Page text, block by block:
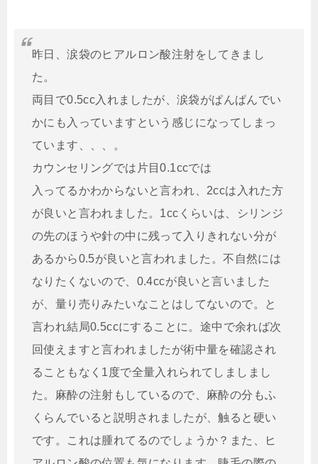
昨日、涙袋のヒアルロン酸注射をしてきまし
た。
両目で0.5cc入れましたが、涙袋がぱんぱんでい
かにも入っていますという感じになってしまっ
ています、、、。
カウンセリングでは片目0.1ccでは
入ってるかわからないと言われ、2ccは入れた方
が良いと言われました。1ccくらいは、シリンジ
の先のほうや針の中に残って入りきれない分が
あるから0.5が良いと言われました。不自然には
なりたくないので、0.4ccが良いと言いました
が、量り売りみたいなことはしてないので。と
言われ結局0.5ccにすることに。途中で余れば次
回使えますと言われましたが術中量を確認され
ることもなく1度で全量入れられてしましまし
た。麻酔の注射もしているので、麻酔の分もふ
くらんでいると説明されましたが、触ると硬い
です。これは腫れてるのでしょうか？また、ヒ